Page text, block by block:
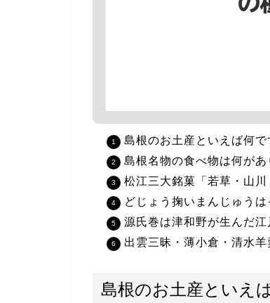
島根のお土産といえば何
島根名物の食べ物は何が
松江三大銘菓「若草・山
どじょう掬いまんじゅう
源氏巻は津和野が生んだ
出雲三昧・薄小倉・清水
島根のお土産といえ